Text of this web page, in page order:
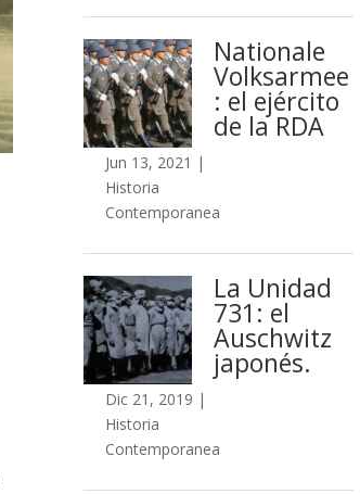
Nationale
Volksarmee
: el ejército
de la RDA
Jun 13, 2021 |
Historia
Contemporanea
La Unidad
731: el
Auschwitz
japonés.
Dic 21, 2019 |
Historia
Contemporanea